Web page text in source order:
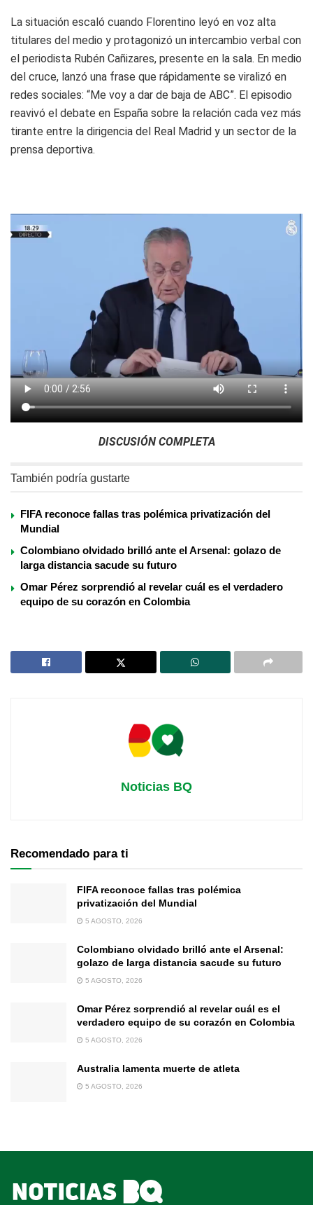
La situación escaló cuando Florentino leyó en voz alta
titulares del medio y protagonizó un intercambio verbal con
el periodista Rubén Cañizares, presente en la sala. En medio
del cruce, lanzó una frase que rápidamente se viralizó en
redes sociales: “Me voy a dar de baja de ABC”. El episodio
reavivó el debate en España sobre la relación cada vez más
tirante entre la dirigencia del Real Madrid y un sector de la
prensa deportiva.
DISCUSIÓN COMPLETA
También podría gustarte
FIFA reconoce fallas tras polémica privatización del
Mundial
Colombiano olvidado brilló ante el Arsenal: golazo de
larga distancia sacude su futuro
Omar Pérez sorprendió al revelar cuál es el verdadero
equipo de su corazón en Colombia
Noticias BQ
Recomendado para ti
FIFA reconoce fallas tras polémica
privatización del Mundial
5 AGOSTO, 2026
Colombiano olvidado brilló ante el Arsenal:
golazo de larga distancia sacude su futuro
5 AGOSTO, 2026
Omar Pérez sorprendió al revelar cuál es el
verdadero equipo de su corazón en Colombia
5 AGOSTO, 2026
Australia lamenta muerte de atleta
5 AGOSTO, 2026